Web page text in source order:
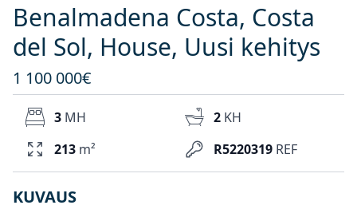
Benalmadena Costa, Costa
del Sol, House, Uusi kehitys
1 100 000€
R5220319 REF
3 MH 2 KH
213 m²
KUVAUS